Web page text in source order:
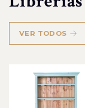
VER TODOS